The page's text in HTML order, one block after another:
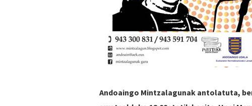
Andoaingo Mintzalagunak antolatuta,